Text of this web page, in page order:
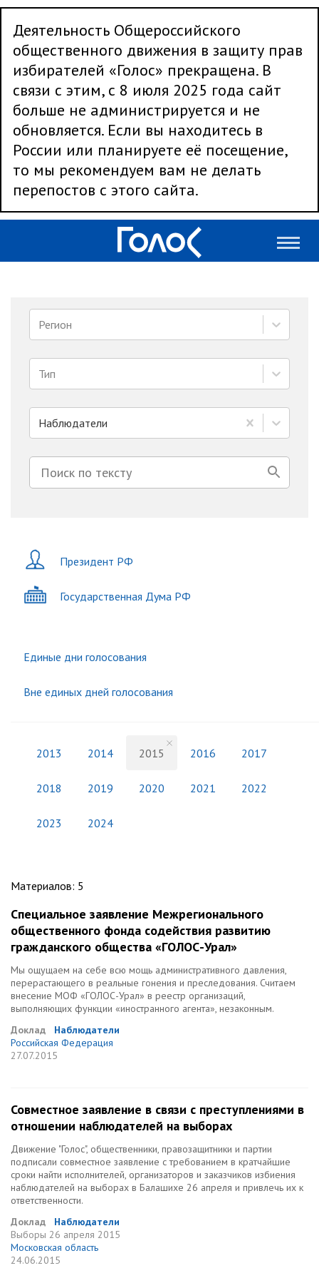
Деятельность Общероссийского
общественного движения в защиту прав
избирателей «Голос» прекращена. В
связи с этим, с 8 июля 2025 года сайт
больше не администрируется и не
обновляется. Если вы находитесь в
России или планируете её посещение,
то мы рекомендуем вам не делать
перепостов с этого сайта.
Регион
Тип
Наблюдатели
Президент РФ
Государственная Дума РФ
Единые дни голосования
Вне единых дней голосования
2013 2014 2015 2016 2017
2018 2019 2020 2021 2022
2023 2024
Материалов: 5
Специальное заявление Межрегионального
общественного фонда содействия развитию
гражданского общества «ГОЛОС-Урал»
Мы ощущаем на себе всю мощь административного давления,
перерастающего в реальные гонения и преследования. Считаем
внесение МОФ «ГОЛОС-Урал» в реестр организаций,
выполняющих функции «иностранного агента», незаконным.
Доклад
Наблюдатели
Российская Федерация
27.07.2015
Совместное заявление в связи с преступлениями в
отношении наблюдателей на выборах
Движение "Голос", общественники, правозащитники и партии
подписали совместное заявление с требованием в кратчайшие
сроки найти исполнителей, организаторов и заказчиков избиения
наблюдателей на выборах в Балашихе 26 апреля и привлечь их к
ответственности.
Доклад
Наблюдатели
Выборы 26 апреля 2015
Московская область
24.06.2015